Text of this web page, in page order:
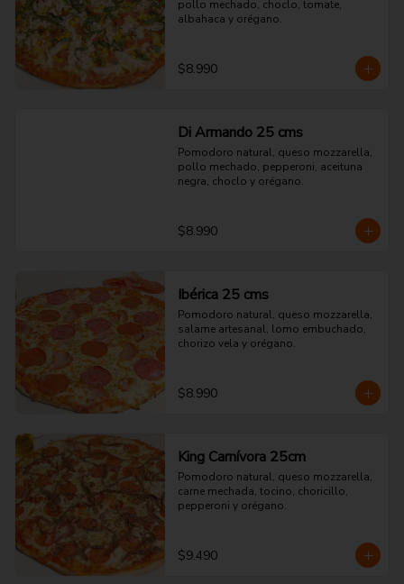
pollo mechado, choclo, tomate,
albahaca y orégano.
$8.990
Di Armando 25 cms
Pomodoro natural, queso mozzarella,
pollo mechado, pepperoni, aceituna
negra, choclo y orégano.
$8.990
Ibérica 25 cms
Pomodoro natural, queso mozzarella,
salame artesanal, lomo embuchado,
chorizo vela y orégano.
$8.990
King Carnívora 25cm
Pomodoro natural, queso mozzarella,
carne mechada, tocino, choricillo,
pepperoni y orégano.
$9.490